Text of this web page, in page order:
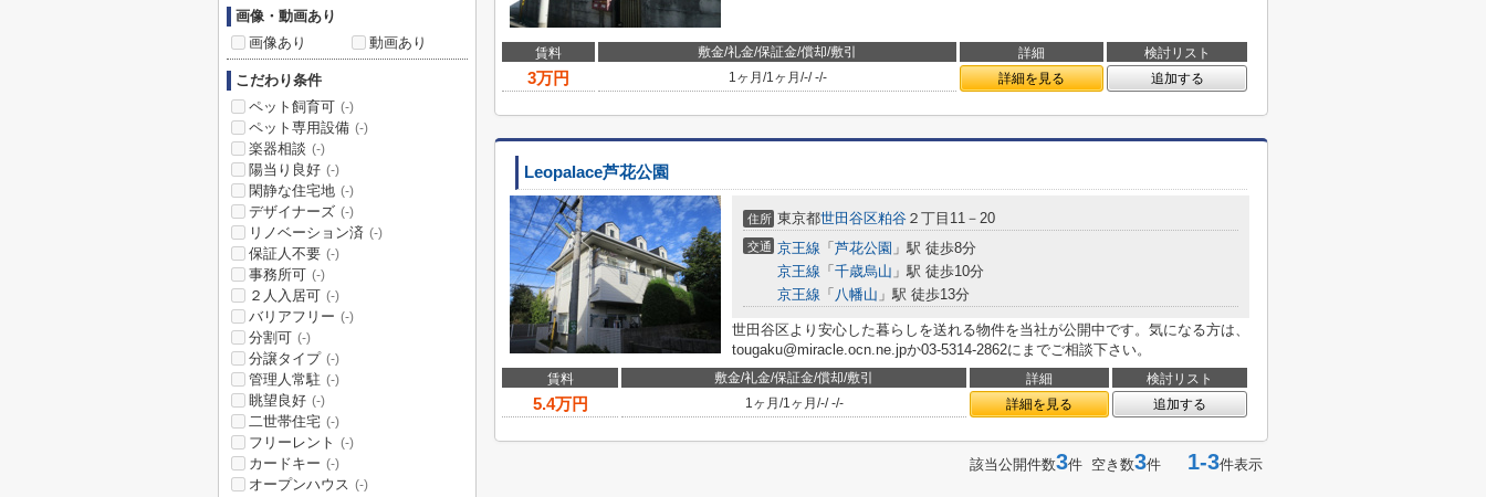
賃料 敷金/礼金/保証金/償却/敷引 詳細 検討リスト
3万円 1ヶ月 /1ヶ月 /-/-/- 詳細を見る 追加する
Leopalace芦花公園
住所 東京都世田谷区粕谷 ２丁目11－20
交通 京王線 「 芦花公園 」駅 徒歩8分
京王線 「 千歳烏山 」駅 徒歩10分
京王線 「 八幡山 」駅 徒歩13分
世田谷区より安心した暮らしを送れる物件を当社が公開中です。気になる方は、
tougaku@miracle.ocn.ne.jpか03-5314-2862にまでご相談下さい。
賃料 敷金/礼金/保証金/償却/敷引 詳細 検討リスト
5.4万円 1ヶ月 /1ヶ月 /-/-/- 詳細を見る 追加する
該当公開件数3件 空き数3件 1-3件表示
画像・動画あり
画像あり
動画あり
こだわり条件
ペット飼育可 (-)
ペット専用設備 (-)
楽器相談 (-)
陽当り良好 (-)
閑静な住宅地 (-)
デザイナーズ (-)
リノベーション済 (-)
保証人不要 (-)
事務所可 (-)
２人入居可 (-)
バリアフリー (-)
分割可 (-)
分譲タイプ (-)
管理人常駐 (-)
眺望良好 (-)
二世帯住宅 (-)
フリーレント (-)
カードキー (-)
オープンハウス (-)